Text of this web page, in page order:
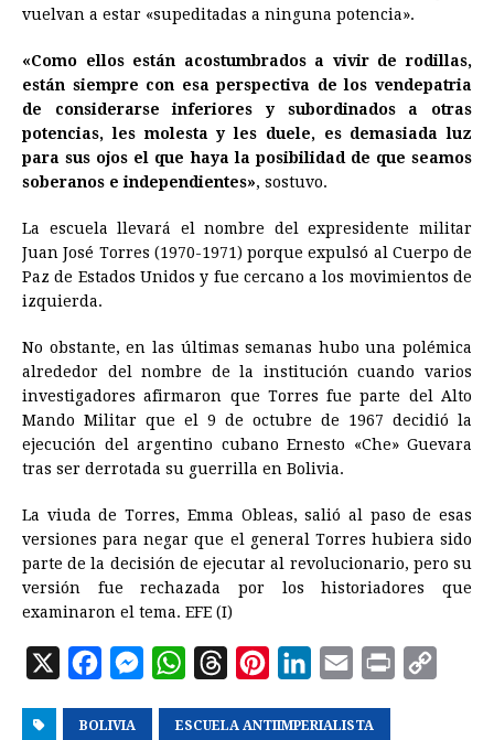
vuelvan a estar «supeditadas a ninguna potencia».
«Como ellos están acostumbrados a vivir de rodillas,
están siempre con esa perspectiva de los vendepatria
de considerarse inferiores y subordinados a otras
potencias, les molesta y les duele, es demasiada luz
para sus ojos el que haya la posibilidad de que seamos
soberanos e independientes», sostuvo.
La escuela llevará el nombre del expresidente militar
Juan José Torres (1970-1971) porque expulsó al Cuerpo de
Paz de Estados Unidos y fue cercano a los movimientos de
izquierda.
No obstante, en las últimas semanas hubo una polémica
alrededor del nombre de la institución cuando varios
investigadores afirmaron que Torres fue parte del Alto
Mando Militar que el 9 de octubre de 1967 decidió la
ejecución del argentino cubano Ernesto «Che» Guevara
tras ser derrotada su guerrilla en Bolivia.
La viuda de Torres, Emma Obleas, salió al paso de esas
versiones para negar que el general Torres hubiera sido
parte de la decisión de ejecutar al revolucionario, pero su
versión fue rechazada por los historiadores que
examinaron el tema. EFE (I)
X
c
M
W
a
r
n
n
a
BOLIVIA ESCUELA ANTIIMPERIALISTA